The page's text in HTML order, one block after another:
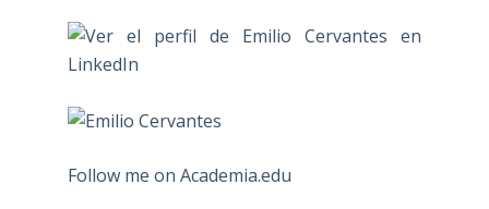
Follow me on Academia.edu